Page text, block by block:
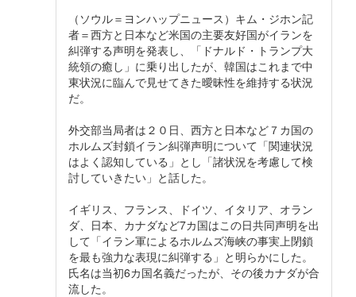
（ソウル＝ヨンハップニュース）キム・ジホン記
者＝西方と日本など米国の主要友好国がイランを
糾弾する声明を発表し、「ドナルド・トランプ大
統領の癒し」に乗り出したが、韓国はこれまで中
東状況に臨んで見せてきた曖昧性を維持する状況
だ。
外交部当局者は２０日、西方と日本など７カ国の
ホルムズ封鎖イラン糾弾声明について「関連状況
はよく認知している」とし「諸状況を考慮して検
討していきたい」と話した。
イギリス、フランス、ドイツ、イタリア、オラン
ダ、日本、カナダなど7カ国はこの日共同声明を出
して「イラン軍によるホルムズ海峡の事実上閉鎖
を最も強力な表現に糾弾する」と明らかにした。
氏名は当初6カ国名義だったが、その後カナダが合
流した。